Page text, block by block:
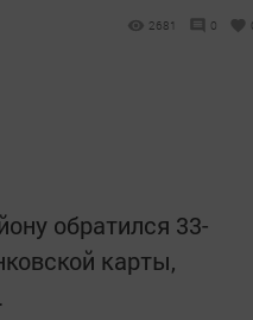
2681 0
обратился 33-
карты,